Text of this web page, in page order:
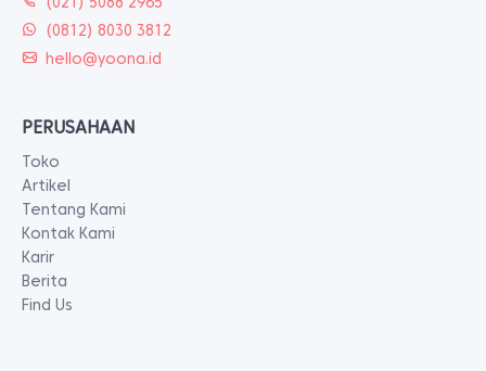
(0812) 8030 3812
hello@yoona.id
PERUSAHAAN
Toko
Artikel
Tentang Kami
Kontak Kami
Karir
Berita
Find Us